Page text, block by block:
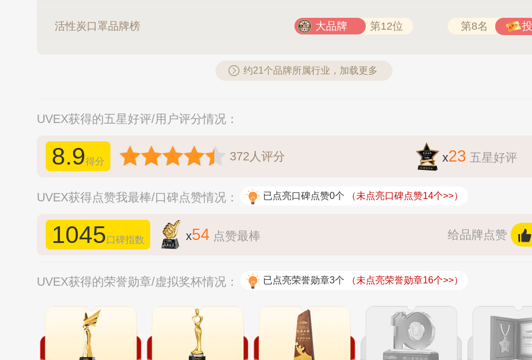
活性炭口罩品牌榜 大品牌 第12位 第8名
约21个品牌所属行业，加载更多
UVEX获得的五星好评/用户评分情况：
8.9得分 372 人评分 x23 五星好评
UVEX获得点赞我最棒/口碑点赞情况： 已点亮口碑点赞0个 （未点亮口碑点赞14个>>）
1045口碑指数 x54 点赞最棒 给品牌点赞
UVEX获得的荣誉勋章/虚拟奖杯情况： 已点亮荣誉勋章3个 （未点亮荣誉勋章16个>>）